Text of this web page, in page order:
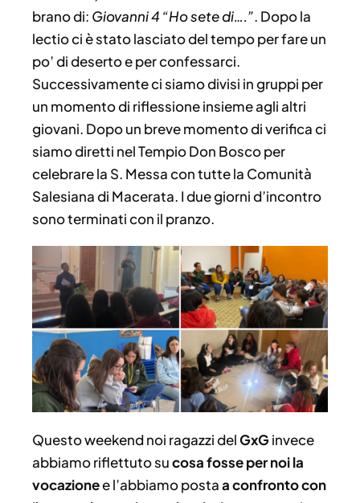
brano di: Giovanni 4 “Ho sete di….”. Dopo la
lectio ci è stato lasciato del tempo per fare un
po’ di deserto e per confessarci.
Successivamente ci siamo divisi in gruppi per
un momento di riflessione insieme agli altri
giovani. Dopo un breve momento di verifica ci
siamo diretti nel Tempio Don Bosco per
celebrare la S. Messa con tutte la Comunità
Salesiana di Macerata. I due giorni d’incontro
sono terminati con il pranzo.
Questo weekend noi ragazzi delGxGinvece
abbiamo riflettuto sucosa fosse per noi la
vocazionee l’abbiamo postaa confronto con